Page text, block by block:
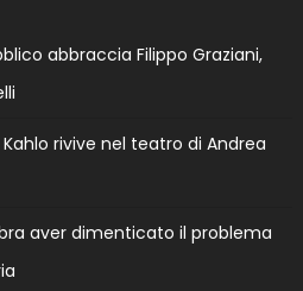
abbraccia Filippo Graziani,
Kahlo rivive nel teatro di Andrea
aver dimenticato il problema